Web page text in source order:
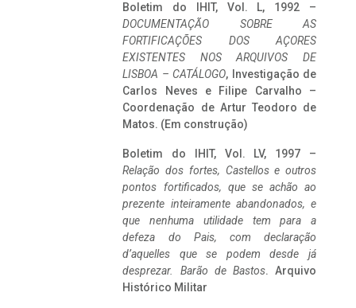
Boletim do IHIT, Vol. L, 1992 –
DOCUMENTAÇÃO SOBRE AS
FORTIFICAÇÕES DOS AÇORES
EXISTENTES NOS ARQUIVOS DE
LISBOA – CATÁLOGO, Investigação de
Carlos Neves e Filipe Carvalho –
Coordenação de Artur Teodoro de
Matos. (Em construção)
Boletim do IHIT, Vol. LV, 1997 –
Relação dos fortes, Castellos e outros
pontos fortificados, que se achão ao
prezente inteiramente abandonados, e
que nenhuma utilidade tem para a
defeza do Pais, com declaração
d’aquelles que se podem desde já
desprezar. Barão de Bastos. Arquivo
Histórico Militar